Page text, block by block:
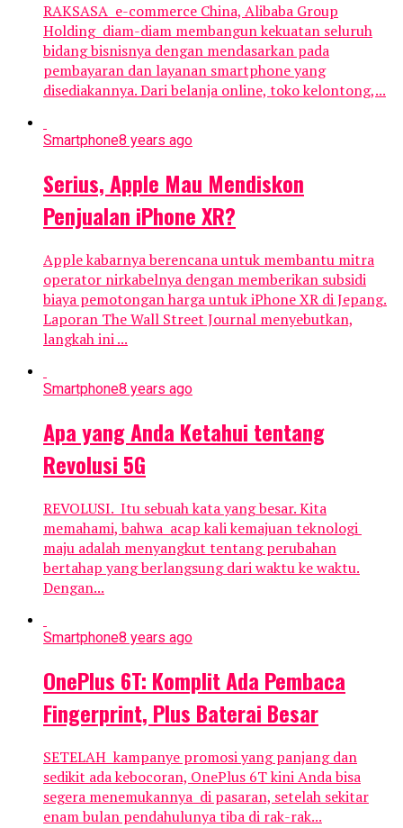
RAKSASA e-commerce China, Alibaba Group
Holding diam-diam membangun kekuatan seluruh
bidang bisnisnya dengan mendasarkan pada
pembayaran dan layanan smartphone yang
disediakannya. Dari belanja online, toko kelontong,...
Smartphone8 years ago
Serius, Apple Mau Mendiskon
Penjualan iPhone XR?
Apple kabarnya berencana untuk membantu mitra
operator nirkabelnya dengan memberikan subsidi
biaya pemotongan harga untuk iPhone XR di Jepang.
Laporan The Wall Street Journal menyebutkan,
langkah ini ...
Smartphone8 years ago
Apa yang Anda Ketahui tentang
Revolusi 5G
REVOLUSI. Itu sebuah kata yang besar. Kita
memahami, bahwa acap kali kemajuan teknologi
maju adalah menyangkut tentang perubahan
bertahap yang berlangsung dari waktu ke waktu.
Dengan...
Smartphone8 years ago
OnePlus 6T: Komplit Ada Pembaca
Fingerprint, Plus Baterai Besar
SETELAH kampanye promosi yang panjang dan
sedikit ada kebocoran, OnePlus 6T kini Anda bisa
segera menemukannya di pasaran, setelah sekitar
enam bulan pendahulunya tiba di rak-rak...